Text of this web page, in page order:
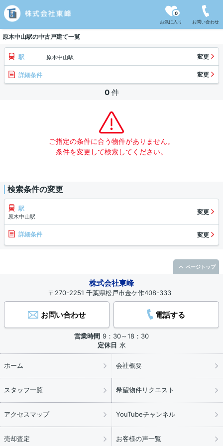
お気に入り
0
お問い合わせ
原木中山駅の中古戸建て一覧
駅 原木中山駅 変更
詳細条件 変更
0 件
ご指定の条件に合う物件がありません。
条件を変更して検索してください。
検索条件の変更
駅
原木中山駅
変更
詳細条件 変更
株式会社東峰
〒270-2251 千葉県松戸市金ケ作408-333
お問い合わせ 電話する
営業時間 9：30～18：30
定休日 水
ホーム 会社概要
スタッフ一覧 希望物件リクエスト
アクセスマップ YouTubeチャンネル
売却査定 お客様の声一覧
ページトップ